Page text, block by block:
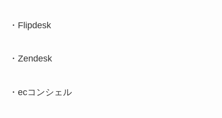
・ Flipdesk
・ Zendesk
・ ecコンシェル